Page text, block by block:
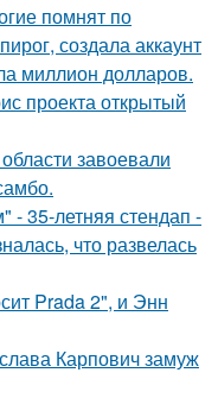
помнят по
создала аккаунт
миллион долларов.
проекта открытый
завоевали
35-летняя стендап -
что развелась
Prada 2", и Энн
Карпович замуж